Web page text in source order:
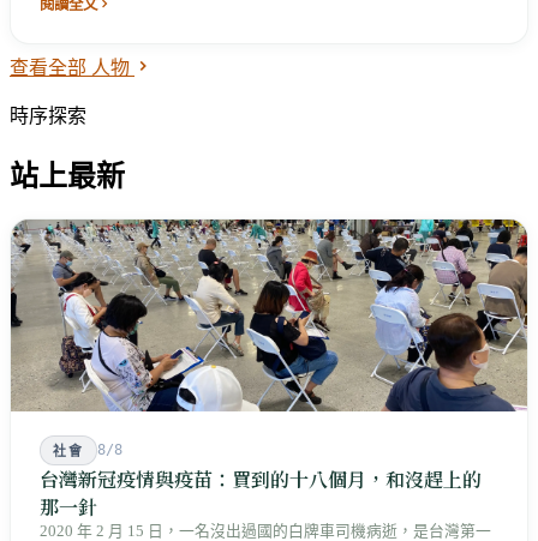
閱讀全文
查看全部 人物
時序探索
站上最新
社會 8/8
台灣新冠疫情與疫苗：買到的十八個月，和沒趕上的
那一針
2020 年 2 月 15 日，一名沒出過國的白牌車司機病逝，是台灣第一